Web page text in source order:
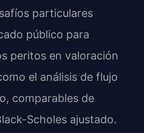
particulares
público para
peritos en valoración
el análisis de flujo
comparables de
Scholes ajustado.